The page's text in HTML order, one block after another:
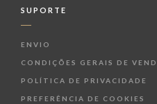
SUPORTE
ENVIO
CONDIÇÕES GERAIS DE
POLÍTICA DE PRIVACIDADE
PREFERÊNCIA DE COOKIES